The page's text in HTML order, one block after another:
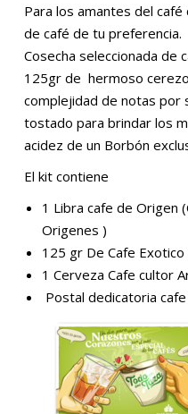
Para los amantes del café
de café de tu preferencia.
Cosecha seleccionada de
125gr de hermoso
complejidad de notas por
tostado para brindar los
acidez de un Borbón
El kit contiene
1 Libra cafe de Origen
Origenes )
125 gr De Cafe
1 Cerveza Cafe cultor
Postal dedicatoria